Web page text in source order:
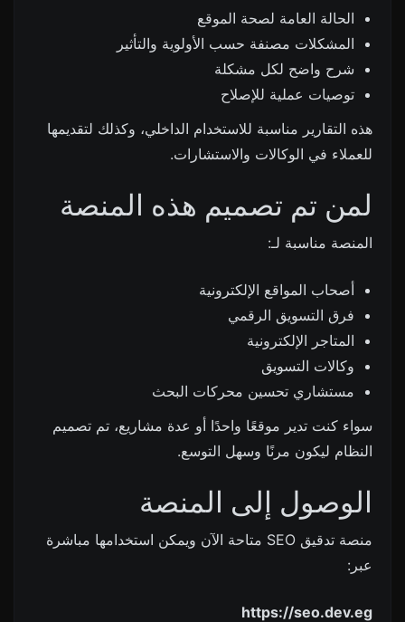
الحالة العامة لصحة الموقع
المشكلات مصنفة حسب الأولوية والتأثير
شرح واضح لكل مشكلة
توصيات عملية للإصلاح
هذه التقارير مناسبة للاستخدام الداخلي، وكذلك لتقديمها
للعملاء في الوكالات والاستشارات.
لمن تم تصميم هذه المنصة
المنصة مناسبة لـ:
أصحاب المواقع الإلكترونية
فرق التسويق الرقمي
المتاجر الإلكترونية
وكالات التسويق
مستشاري تحسين محركات البحث
سواء كنت تدير موقعًا واحدًا أو عدة مشاريع، تم تصميم
النظام ليكون مرنًا وسهل التوسع.
الوصول إلى المنصة
منصة تدقيق SEO متاحة الآن ويمكن استخدامها مباشرة
عبر:
https://seo.dev.eg